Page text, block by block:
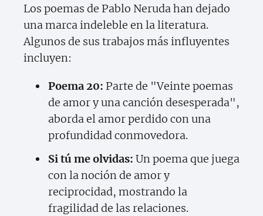
Los poemas de Pablo Neruda han dejado
una marca indeleble en la literatura.
Algunos de sus trabajos más influyentes
incluyen:
Poema 20: Parte de "Veinte poemas
de amor y una canción desesperada",
aborda el amor perdido con una
profundidad conmovedora.
Si tú me olvidas: Un poema que juega
con la noción de amor y
reciprocidad, mostrando la
fragilidad de las relaciones.